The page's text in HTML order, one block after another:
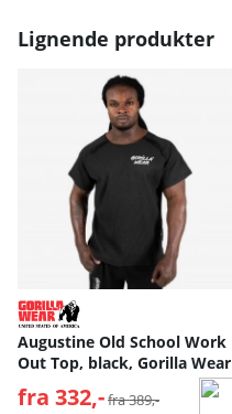
Lignende produkter
Augustine Old School Work
Out Top, black, Gorilla Wear
fra 332,- Normalpris:
fra 389,-